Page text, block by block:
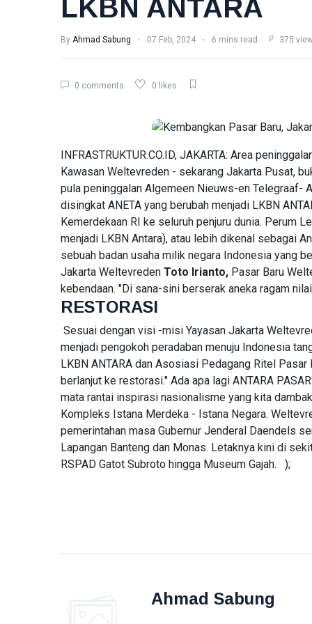
Populer,
Indonesia
Raya di
Pasar
Baru
Aset
Lancar
BRMS Tiga
Kali
Liabilitas,
tetapi
Separuhnya
Berupa
Uang Muka
07 Aug,
30
views
ENERGI
Pendapatan
Turun 21
Persen,
Laba
Persen dan
Arus Kas
Operasi
Negatif
31
views
PERUMAHAN
Dapur MBG
Jagakarsa
008
Membakar
Sampah di
Halaman,
Inilah
Gambarnya
2026
94
views
FEATURED
Stop
Bicara
Laba
LKBN ANTARA
By Ahmad Sabung 07 Feb, 2024 6 mins read 375
0 comments 0 likes
INFRASTRUKTUR.CO.ID, JAKARTA: Area
Kawasan Weltevreden - sekarang Jakarta Pusat,
pula peninggalan Algemeen Nieuws-en Telegraaf-
disingkat ANETA yang berubah menjadi LKBN
Kemerdekaan RI ke seluruh penjuru dunia. Perum
menjadi LKBN Antara), atau lebih dikenal sebagai
sebuah badan usaha milik negara Indonesia yang
Jakarta Weltevreden Toto Irianto, Pasar Baru
kebendaan. "Di sana-sini berserak aneka ragam
RESTORASI
Sesuai dengan visi -misi Yayasan Jakarta
menjadi pengokoh peradaban menuju Indonesia
LKBN ANTARA dan Asosiasi Pedagang Ritel
berlanjut ke restorasi." Ada apa lagi ANTARA
mata rantai inspirasi nasionalisme yang kita
Kompleks Istana Merdeka - Istana Negara.
pemerintahan masa Gubernur Jenderal Daendels
Lapangan Banteng dan Monas. Letaknya kini di
RSPAD Gatot Subroto hingga Museum Gajah. );
Ahmad Sabung